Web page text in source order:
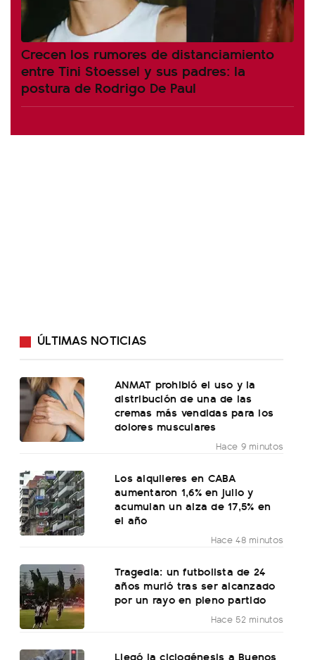
Crecen los rumores de distanciamiento
entre Tini Stoessel y sus padres: la
postura de Rodrigo De Paul
ÚLTIMAS NOTICIAS
ANMAT prohibió el uso y la
distribución de una de las
cremas más vendidas para los
dolores musculares
Hace 9 minutos
Los alquileres en CABA
aumentaron 1,6% en julio y
acumulan un alza de 17,5% en
el año
Hace 48 minutos
Tragedia: un futbolista de 24
años murió tras ser alcanzado
por un rayo en pleno partido
Hace 52 minutos
Llegó la ciclogénesis a Buenos